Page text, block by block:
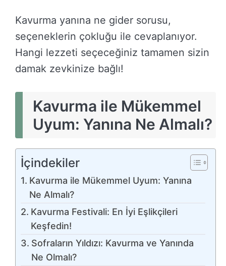
Kavurma yanına ne gider sorusu,
seçeneklerin çokluğu ile cevaplanıyor.
Hangi lezzeti seçeceğiniz tamamen sizin
damak zevkinize bağlı!
Kavurma ile Mükemmel
Uyum: Yanına Ne Almalı?
İçindekiler
Kavurma ile Mükemmel Uyum: Yanına
Ne Almalı?
Kavurma Festivali: En İyi Eşlikçileri
Keşfedin!
Sofraların Yıldızı: Kavurma ve Yanında
Ne Olmalı?